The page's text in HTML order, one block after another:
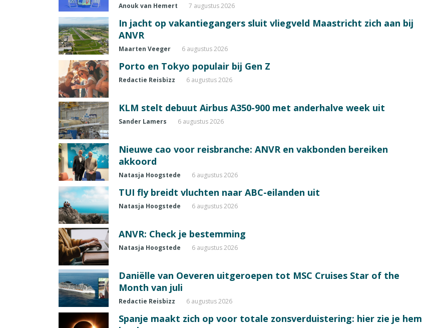
Anouk van Hemert 7 augustus 2026
In jacht op vakantiegangers sluit vliegveld Maastricht zich aan bij
ANVR
Maarten Veeger 6 augustus 2026
Porto en Tokyo populair bij Gen Z
Redactie Reisbizz 6 augustus 2026
KLM stelt debuut Airbus A350-900 met anderhalve week uit
Sander Lamers 6 augustus 2026
Nieuwe cao voor reisbranche: ANVR en vakbonden bereiken
akkoord
Natasja Hoogstede 6 augustus 2026
TUI fly breidt vluchten naar ABC-eilanden uit
Natasja Hoogstede 6 augustus 2026
ANVR: Check je bestemming
Natasja Hoogstede 6 augustus 2026
Daniëlle van Oeveren uitgeroepen tot MSC Cruises Star of the
Month van juli
Redactie Reisbizz 6 augustus 2026
Spanje maakt zich op voor totale zonsverduistering: hier zie je hem